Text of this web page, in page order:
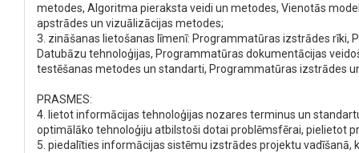
metodes, Algoritma pieraksta veidi un metodes, Vienotās
apstrādes un vizuālizācijas metodes;
3. zināšanas lietošanas līmenī: Programmatūras izstrādes
Datubāzu tehnoloģijas, Programmatūras dokumentācijas
testēšanas metodes un standarti, Programmatūras izstrādes
PRASMES:
4. lietot informācijas tehnoloģijas nozares terminus un
optimālāko tehnoloģiju atbilstoši dotai problēmsfērai, pielietot
5. piedalīties informācijas sistēmu izstrādes projektu